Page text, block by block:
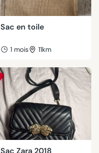
Sac en toile
1 mois 11km
Sac Zara 2018